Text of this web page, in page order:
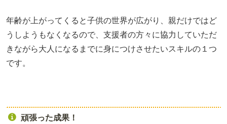
年齢が上がってくると子供の世界が広がり、親だけではど
うしようもなくなるので、支援者の方々に協力していただ
きながら大人になるまでに身につけさせたいスキルの１つ
です。
頑張った成果！